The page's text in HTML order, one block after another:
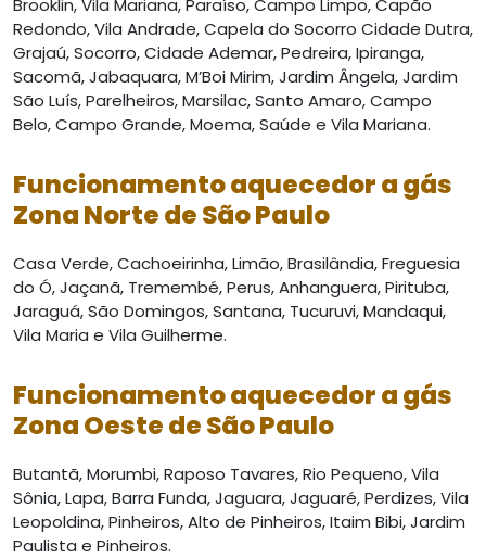
Brooklin, Vila Mariana, Paraíso, Campo Limpo, Capão
Redondo, Vila Andrade, Capela do Socorro Cidade Dutra,
Grajaú, Socorro, Cidade Ademar, Pedreira, Ipiranga,
Sacomã, Jabaquara, M’Boi Mirim, Jardim Ângela, Jardim
São Luís, Parelheiros, Marsilac, Santo Amaro, Campo
Belo, Campo Grande, Moema, Saúde e Vila Mariana.
Funcionamento aquecedor a gás
Zona Norte de São Paulo
Casa Verde, Cachoeirinha, Limão, Brasilândia, Freguesia
do Ó, Jaçanã, Tremembé, Perus, Anhanguera, Pirituba,
Jaraguá, São Domingos, Santana, Tucuruvi, Mandaqui,
Vila Maria e Vila Guilherme.
Funcionamento aquecedor a gás
Zona Oeste de São Paulo
Butantã, Morumbi, Raposo Tavares, Rio Pequeno, Vila
Sônia, Lapa, Barra Funda, Jaguara, Jaguaré, Perdizes, Vila
Leopoldina, Pinheiros, Alto de Pinheiros, Itaim Bibi, Jardim
Paulista e Pinheiros.